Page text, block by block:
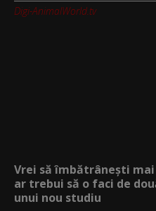
Digi-AnimalWorld.tv
Vrei să îmbătrânești
ar trebui să o faci de
unui nou studiu